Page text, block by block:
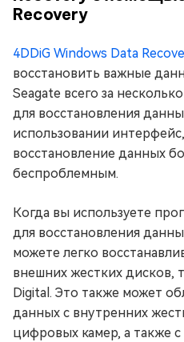
Recovery
4DDiG Windows Data
восстановить важные
Seagate всего за
для восстановления
использовании
восстановление данных
беспроблемным.
Когда вы используете
для восстановления
можете легко
внешних жестких дисков,
Digital. Это также может
данных с внутренних
цифровых камер, а также